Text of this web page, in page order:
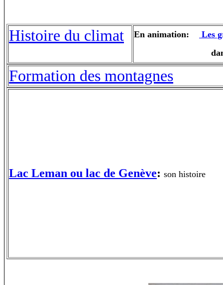
Histoire du climat En animation:
Les
dans l'
Formation des montagnes
Lac Leman ou lac de Genève: son histoire